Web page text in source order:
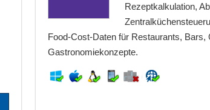
Rezeptkalkulation,
Food-Cost-Daten für Restaurants, Bars,
Gastronomiekonzepte.